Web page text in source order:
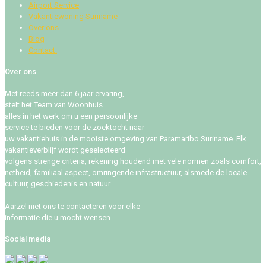
Airport Service
Vakantiewoning Suriname
Over ons
Blog
Contact.
Over ons
Met reeds meer dan 6 jaar ervaring,
stelt het Team van Woonhuis
alles in het werk om u een persoonlijke
service te bieden voor de zoektocht naar
uw vakantiehuis in de mooiste omgeving van Paramaribo Suriname. Elk
vakantieverblijf wordt geselecteerd
volgens strenge criteria, rekening houdend met vele normen zoals comfort,
netheid, familiaal aspect, omringende infrastructuur, alsmede de locale
cultuur, geschiedenis en natuur.
Aarzel niet ons te contacteren voor elke
informatie die u mocht wensen.
Social media